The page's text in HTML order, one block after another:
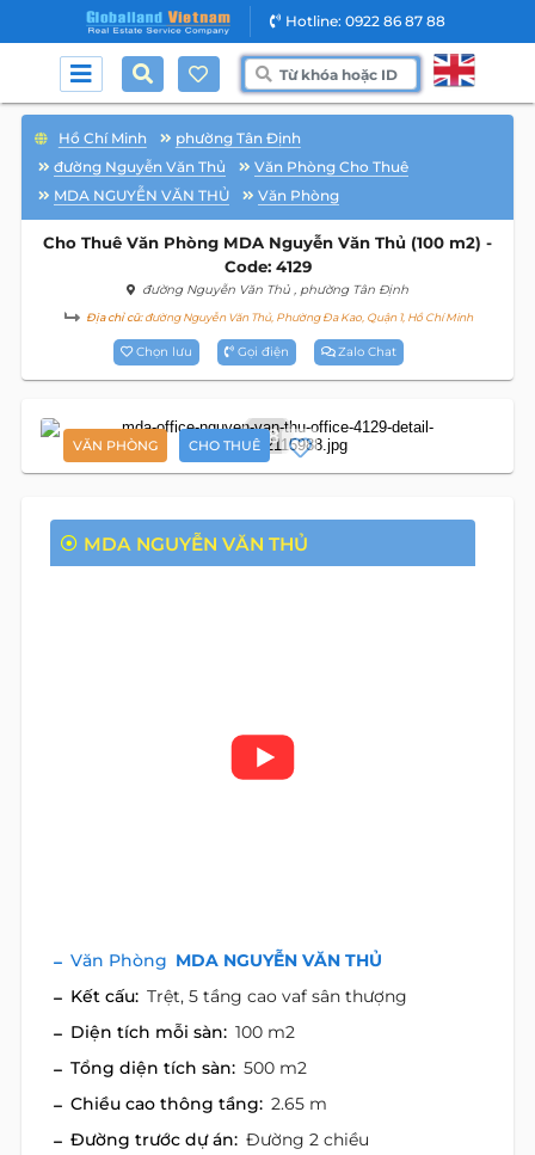
Hotline: 0922 86 87 88
Hồ Chí Minh
phường Tân Định
đường Nguyễn Văn Thủ
Văn Phòng Cho Thuê
MDA NGUYỄN VĂN THỦ
Văn Phòng
Cho Thuê Văn Phòng MDA Nguyễn Văn Thủ (100 m2) -
Code: 4129
đường Nguyễn Văn Thủ , phường Tân Định
Địa chỉ cũ:đường Nguyễn Văn Thủ, Phường Đa Kao, Quận 1, Hồ Chí Minh
Chọn lưu Gọi điện Zalo Chat
VĂN PHÒNG CHO THUÊ18
MDA NGUYỄN VĂN THỦ
Văn Phòng MDA NGUYỄN VĂN THỦ
Kết cấu: Trệt, 5 tầng cao vaf sân thượng
Diện tích mỗi sàn: 100 m2
Tổng diện tích sàn: 500 m2
Chiều cao thông tầng: 2.65 m
Đường trước dự án: Đường 2 chiều